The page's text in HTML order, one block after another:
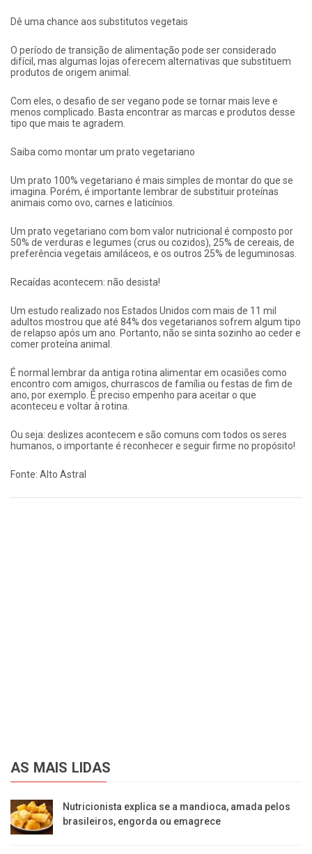
Dê uma chance aos substitutos vegetais
O período de transição de alimentação pode ser considerado
difícil, mas algumas lojas oferecem alternativas que substituem
produtos de origem animal.
Com eles, o desafio de ser vegano pode se tornar mais leve e
menos complicado. Basta encontrar as marcas e produtos desse
tipo que mais te agradem.
Saiba como montar um prato vegetariano
Um prato 100% vegetariano é mais simples de montar do que se
imagina. Porém, é importante lembrar de substituir proteínas
animais como ovo, carnes e laticínios.
Um prato vegetariano com bom valor nutricional é composto por
50% de verduras e legumes (crus ou cozidos), 25% de cereais, de
preferência vegetais amiláceos, e os outros 25% de leguminosas.
Recaídas acontecem: não desista!
Um estudo realizado nos Estados Unidos com mais de 11 mil
adultos mostrou que até 84% dos vegetarianos sofrem algum tipo
de relapso após um ano. Portanto, não se sinta sozinho ao ceder e
comer proteína animal.
É normal lembrar da antiga rotina alimentar em ocasiões como
encontro com amigos, churrascos de família ou festas de fim de
ano, por exemplo. É preciso empenho para aceitar o que
aconteceu e voltar à rotina.
Ou seja: deslizes acontecem e são comuns com todos os seres
humanos, o importante é reconhecer e seguir firme no propósito!
Fonte: Alto Astral
AS MAIS LIDAS
Nutricionista explica se a mandioca, amada pelos
brasileiros, engorda ou emagrece